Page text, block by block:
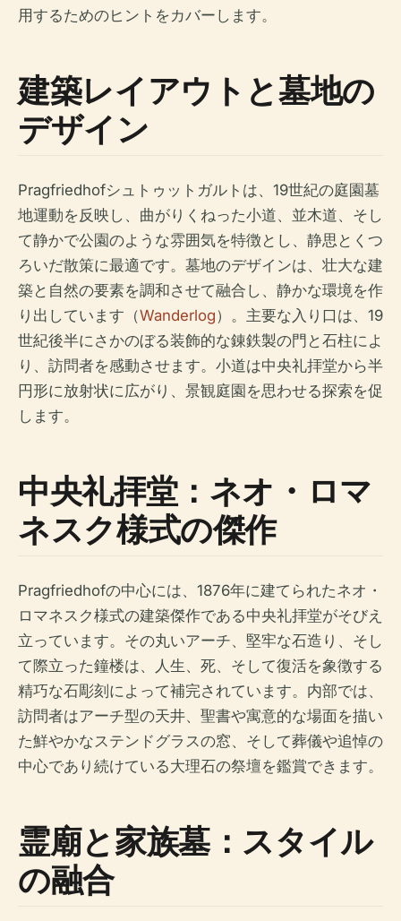
用するためのヒントをカバーします。
建築レイアウトと墓地の
デザイン
Pragfriedhofシュトゥットガルトは、19世紀の庭園墓
地運動を反映し、曲がりくねった小道、並木道、そし
て静かで公園のような雰囲気を特徴とし、静思とくつ
ろいだ散策に最適です。墓地のデザインは、壮大な建
築と自然の要素を調和させて融合し、静かな環境を作
り出しています（Wanderlog）。主要な入り口は、19
世紀後半にさかのぼる装飾的な錬鉄製の門と石柱によ
り、訪問者を感動させます。小道は中央礼拝堂から半
円形に放射状に広がり、景観庭園を思わせる探索を促
します。
中央礼拝堂：ネオ・ロマ
ネスク様式の傑作
Pragfriedhofの中心には、1876年に建てられたネオ・
ロマネスク様式の建築傑作である中央礼拝堂がそびえ
立っています。その丸いアーチ、堅牢な石造り、そし
て際立った鐘楼は、人生、死、そして復活を象徴する
精巧な石彫刻によって補完されています。内部では、
訪問者はアーチ型の天井、聖書や寓意的な場面を描い
た鮮やかなステンドグラスの窓、そして葬儀や追悼の
中心であり続けている大理石の祭壇を鑑賞できます。
霊廟と家族墓：スタイル
の融合